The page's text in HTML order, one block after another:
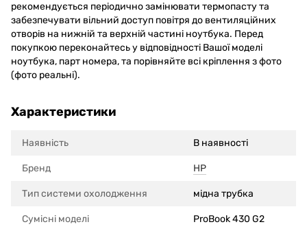
рекомендується періодично замінювати термопасту та
забезпечувати вільний доступ повітря до вентиляційних
отворів на нижній та верхній частині ноутбука. Перед
покупкою переконайтесь у відповідності Вашої моделі
ноутбука, парт номера, та порівняйте всі кріплення з фото
(фото реальні).
Характеристики
Наявність В наявності
Бренд HP
Тип системи охолодження мідна трубка
Сумісні моделi ProBook 430 G2